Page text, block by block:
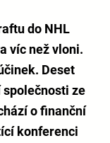
do NHL
víc než vloni.
Deset
ze
o finanční
konferenci